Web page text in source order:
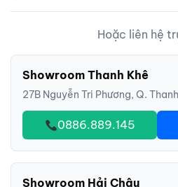
Hoặc liên hệ
Showroom Thanh Khê
27B Nguyễn Tri Phương, Q.
0886.889.145
Showroom Hải Châu